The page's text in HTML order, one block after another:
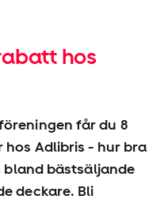
hos
får du 8
Adlibris - hur bra
bland bästsäljande
deckare. Bli